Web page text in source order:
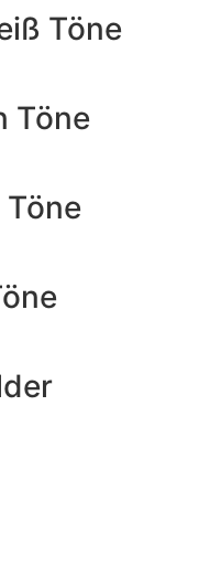
Töne
Töne
Töne